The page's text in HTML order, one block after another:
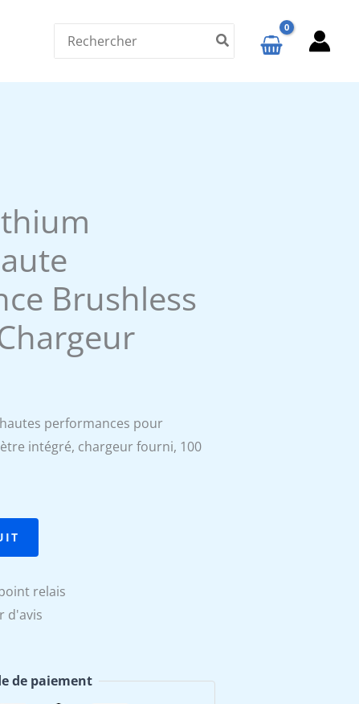
Search
for:
Brushless
€.
performances pour
intégré, chargeur fourni, 100
relais
d'avis
de paiement